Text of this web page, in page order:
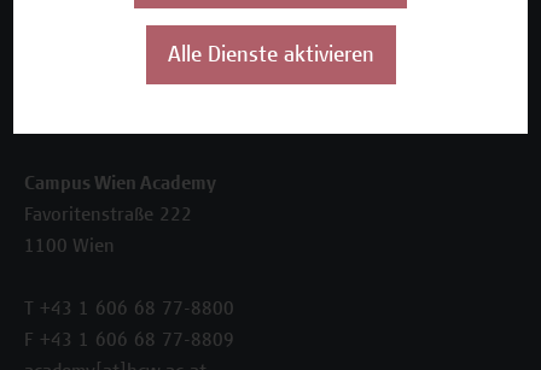
Campus Wien Academy
Favoritenstraße 222
1100 Wien
T +43 1 606 68 77-8800
F +43 1 606 68 77-8809
Alle Dienste aktivieren